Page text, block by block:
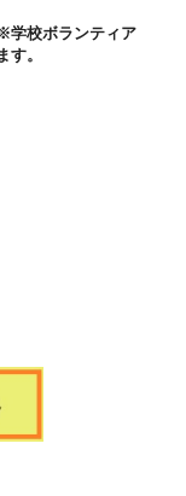
校ボランティア
す。